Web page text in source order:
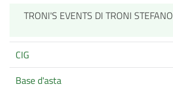
TRONI'S EVENTS DI TRONI STEFANO
CIG
Base d'asta